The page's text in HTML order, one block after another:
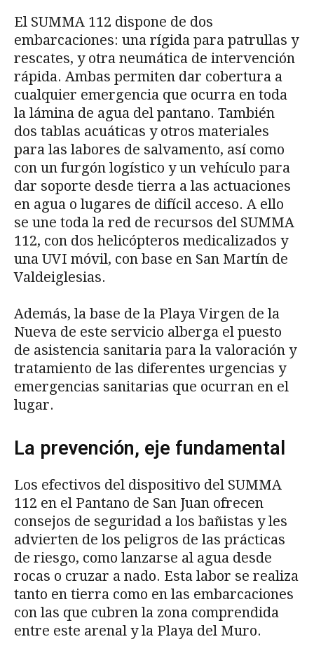
El SUMMA 112 dispone de dos
embarcaciones: una rígida para patrullas y
rescates, y otra neumática de intervención
rápida. Ambas permiten dar cobertura a
cualquier emergencia que ocurra en toda
la lámina de agua del pantano. También
dos tablas acuáticas y otros materiales
para las labores de salvamento, así como
con un furgón logístico y un vehículo para
dar soporte desde tierra a las actuaciones
en agua o lugares de difícil acceso. A ello
se une toda la red de recursos del SUMMA
112, con dos helicópteros medicalizados y
una UVI móvil, con base en San Martín de
Valdeiglesias.
Además, la base de la Playa Virgen de la
Nueva de este servicio alberga el puesto
de asistencia sanitaria para la valoración y
tratamiento de las diferentes urgencias y
emergencias sanitarias que ocurran en el
lugar.
La prevención, eje fundamental
Los efectivos del dispositivo del SUMMA
112 en el Pantano de San Juan ofrecen
consejos de seguridad a los bañistas y les
advierten de los peligros de las prácticas
de riesgo, como lanzarse al agua desde
rocas o cruzar a nado. Esta labor se realiza
tanto en tierra como en las embarcaciones
con las que cubren la zona comprendida
entre este arenal y la Playa del Muro.